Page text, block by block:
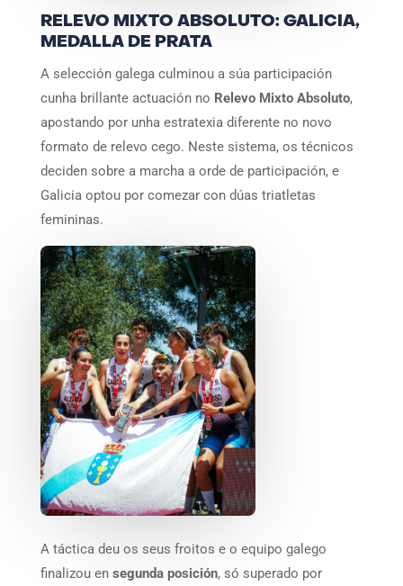
RELEVO MIXTO ABSOLUTO: GALICIA,
MEDALLA DE PRATA
A selección galega culminou a súa participación
cunha brillante actuación no Relevo Mixto Absoluto,
apostando por unha estratexia diferente no novo
formato de relevo cego. Neste sistema, os técnicos
deciden sobre a marcha a orde de participación, e
Galicia optou por comezar con dúas triatletas
femininas.
A táctica deu os seus froitos e o equipo galego
finalizou en segunda posición, só superado por